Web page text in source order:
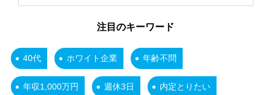
注目のキーワード
40代 ホワイト企業 年齢不問
年収1,000万円 週休3日 内定とりたい